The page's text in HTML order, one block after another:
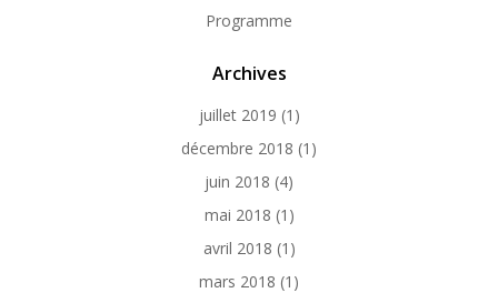
Programme
Archives
juillet 2019 (1)
décembre 2018 (1)
juin 2018 (4)
mai 2018 (1)
avril 2018 (1)
mars 2018 (1)